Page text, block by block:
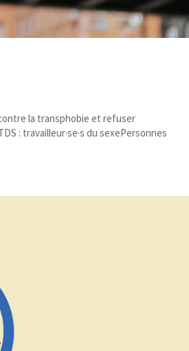
la transphobie et refuser
: travailleur·se·s du sexePersonnes